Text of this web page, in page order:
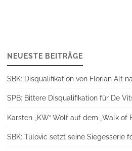
NEUESTE BEITRÄGE
SBK: Disqualifikation von Florian Alt
SPB: Bittere Disqualifikation für De
Karsten „KW“ Wolf auf dem „Walk of
SBK: Tulovic setzt seine Siegesserie